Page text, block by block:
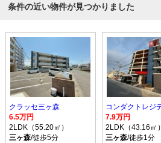
条件の近い物件が見つかりました
クラッセ三ヶ森
6.5万円
2LDK（55.20㎡）
三ヶ森/徒歩5分
7.9万円
2LDK（43.16㎡）
三ヶ森/徒歩1分